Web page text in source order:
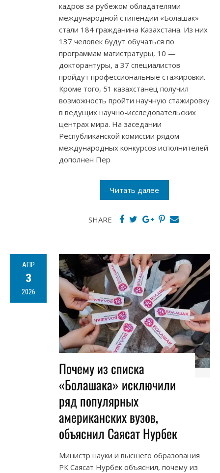
кадров за рубежом обладателями
международной стипендии «Болашак»
стали 184 гражданина Казахстана. Из них
137 человек будут обучаться по
программам магистратуры, 10 —
докторантуры, а 37 специалистов
пройдут профессиональные стажировки.
Кроме того, 51 казахстанец получил
возможность пройти научную стажировку
в ведущих научно-исследовательских
центрах мира. На заседании
Республиканской комиссии рядом
международных конкурсов исполнителей
дополнен Пер
Читать далее
SHARE
АПР
3
2026
Почему из списка
«Болашака» исключили
ряд популярных
американских вузов,
объяснил Саясат Нурбек
Министр науки и высшего образования
РК Саясат Нурбек объяснил, почему из